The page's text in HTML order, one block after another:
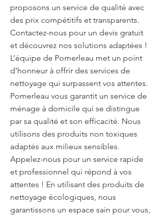
proposons un service de qualité avec
des prix compétitifs et transparents.
Contactez-nous pour un devis gratuit
et découvrez nos solutions adaptées !
L’équipe de Pomerleau met un point
d’honneur à offrir des services de
nettoyage qui surpassent vos attentes.
Pomerleau vous garantit un service de
ménage à domicile qui se distingue
par sa qualité et son efficacité. Nous
utilisons des produits non toxiques
adaptés aux milieux sensibles.
Appelez-nous pour un service rapide
et professionnel qui répond à vos
attentes ! En utilisant des produits de
nettoyage écologiques, nous
garantissons un espace sain pour vous,